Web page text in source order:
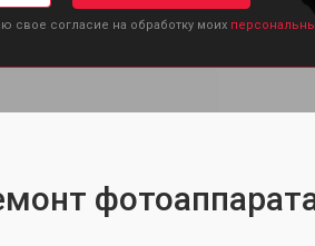
свое согласие на обработку моих